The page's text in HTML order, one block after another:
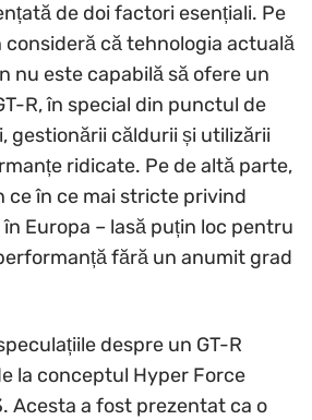
de doi factori esențiali. Pe
consideră că tehnologia actuală
nu este capabilă să ofere un
R, în special din punctul de
gestionării căldurii și utilizării
ridicate. Pe de altă parte,
ce în ce mai stricte privind
în Europa – lasă puțin loc pentru
fără un anumit grad
despre un GT-R
la conceptul Hyper Force
Acesta a fost prezentat ca o